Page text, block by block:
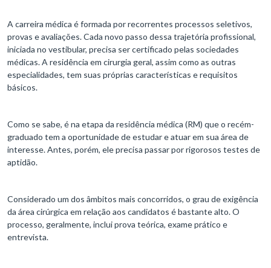
A carreira médica é formada por recorrentes processos seletivos,
provas e avaliações. Cada novo passo dessa trajetória profissional,
iniciada no vestibular, precisa ser certificado pelas sociedades
médicas. A residência em cirurgia geral, assim como as outras
especialidades, tem suas próprias características e requisitos
básicos.
Como se sabe, é na etapa da residência médica (RM) que o recém-
graduado tem a oportunidade de estudar e atuar em sua área de
interesse. Antes, porém, ele precisa passar por rigorosos testes de
aptidão.
Considerado um dos âmbitos mais concorridos, o grau de exigência
da área cirúrgica em relação aos candidatos é bastante alto. O
processo, geralmente, inclui prova teórica, exame prático e
entrevista.